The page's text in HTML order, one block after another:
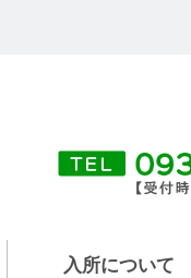
入所について